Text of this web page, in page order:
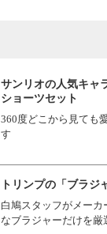
サンリオの人気キャ
ショーツセット
360度どこから見ても
す
トリンプの「ブラジ
白鳩スタッフがメー
なブラジャーだけを厳